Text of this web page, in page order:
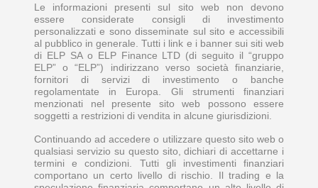
Le informazioni presenti sul sito web non devono
essere considerate consigli di investimento
personalizzati e sono disseminate sul sito e accessibili
al pubblico in generale. Tutti i link e i banner sui siti web
di ELP SA o ELP Finance LTD (di seguito il “gruppo
ELP” o “ELP”) indirizzano verso società finanziarie,
fornitori di servizi di investimento o banche
regolamentate in Europa. Gli strumenti finanziari
menzionati nel presente sito web possono essere
soggetti a restrizioni di vendita in alcune giurisdizioni.
Continuando ad accedere o utilizzare questo sito web o
qualsiasi servizio su questo sito, dichiari di accettarne i
termini e condizioni. Tutti gli investimenti finanziari
comportano un certo livello di rischio. Il trading e la